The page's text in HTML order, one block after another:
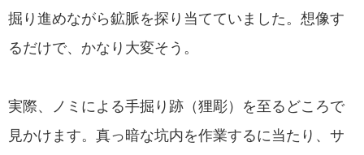
掘り進めながら鉱脈を探り当てていました。想像す
るだけで、かなり大変そう。
実際、ノミによる手掘り跡（狸彫）を至るどころで
見かけます。真っ暗な坑内を作業するに当たり、サ